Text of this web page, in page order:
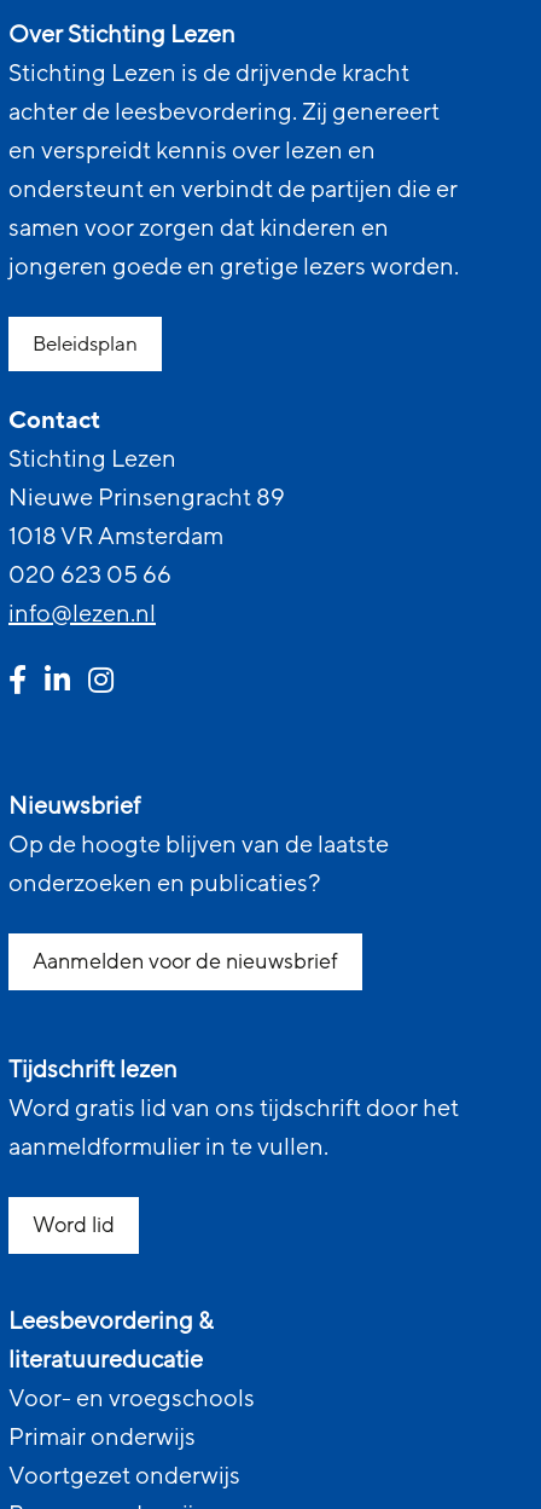
Over Stichting Lezen
Stichting Lezen is de drijvende kracht
achter de leesbevordering. Zij genereert
en verspreidt kennis over lezen en
ondersteunt en verbindt de partijen die er
samen voor zorgen dat kinderen en
jongeren goede en gretige lezers worden.
Beleidsplan
Contact
Stichting Lezen
Nieuwe Prinsengracht 89
1018 VR Amsterdam
020 623 05 66
info@lezen.nl
Nieuwsbrief
Op de hoogte blijven van de laatste
onderzoeken en publicaties?
Aanmelden voor de nieuwsbrief
Tijdschrift lezen
Word gratis lid van ons tijdschrift door het
aanmeldformulier in te vullen.
Word lid
Leesbevordering &
literatuureducatie
Voor- en vroegschools
Primair onderwijs
Voortgezet onderwijs